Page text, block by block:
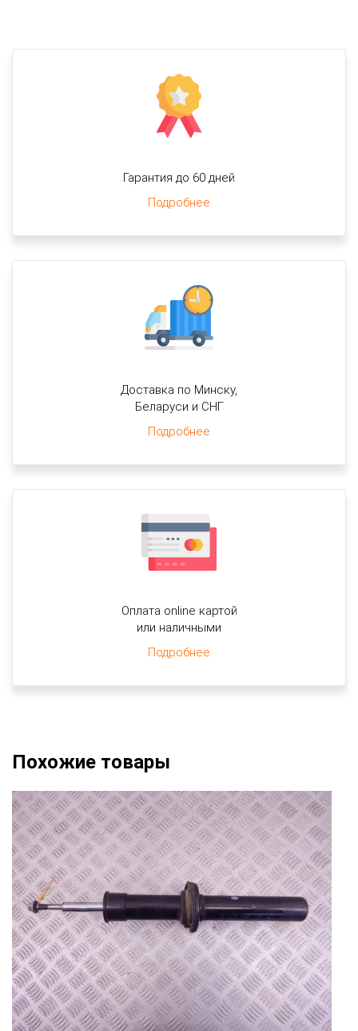
Гарантия до 60 дней
Подробнее
Доставка по Минску,
Беларуси и СНГ
Подробнее
Оплата online картой
или наличными
Подробнее
Похожие товары